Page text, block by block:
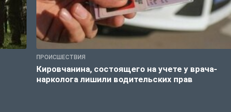
ПРОИСШЕСТВИЯ
Кировчанина, состоящего на учете у врача-
нарколога лишили водительских прав